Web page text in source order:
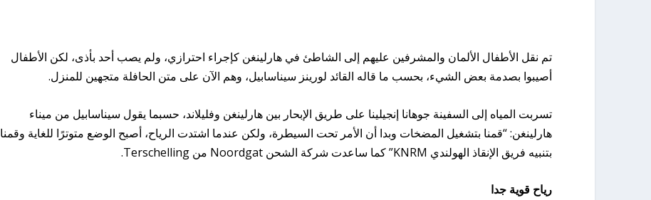
تم نقل الأطفال الألمان والمشرفين عليهم إلى الشاطئ في هارلينغن كإجراء احترازي، ولم يصب أحد بأذى، لكن الأطفال
أصيبوا بصدمة بعض الشيء، بحسب ما قاله القائد لورينز سيناسابيل، وهم الآن على متن الحافلة متجهين للمنزل.
تسربت المياه إلى السفينة جوهانا إنجيلينا على طريق الإبحار بين هارلينغن وفليلاند، حسبما يقول سيناسابيل من ميناء
هارلينغن: “قمنا بتشغيل المضخات وبدا أن الأمر تحت السيطرة، ولكن عندما اشتدت الرياح، أصبح الوضع متوترًا للغاية وقمنا
بتنبيه فريق الإنقاذ الهولندي KNRM” كما ساعدت شركة الشحن Noordgat من Terschelling.
رياح قوية جدا